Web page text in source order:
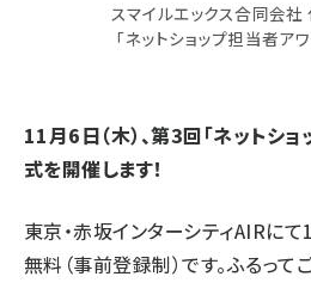
スマイルエックス合同会
「ネットショップ担当者ア
11月6日（木）、第3回「ネットシ
式を開催します！
東京・赤坂インターシティAIRに
無料（事前登録制）です。ふるって